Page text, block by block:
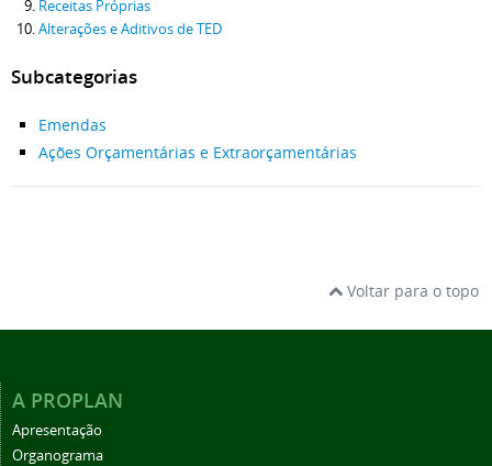
Receitas Próprias
Alterações e Aditivos de TED
Subcategorias
Emendas
Ações Orçamentárias e Extraorçamentárias
Voltar para o topo
A PROPLAN
Apresentação
Organograma